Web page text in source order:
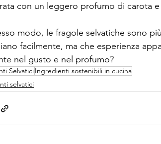
con un leggero profumo di carota
modo, le fragole selvatiche sono
facilmente, ma che esperienza
nel gusto e nel profumo?
SelvaticiIngredienti sostenibili in cucina
selvatici